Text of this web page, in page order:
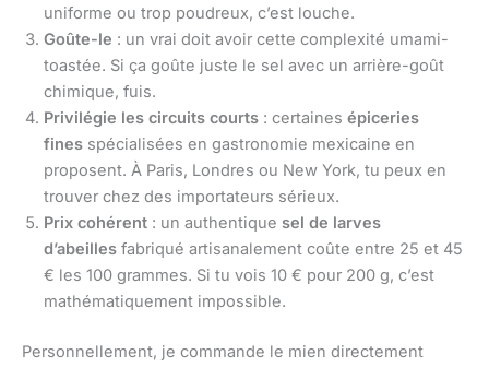
uniforme ou trop poudreux, c’est louche.
Goûte-le : un vrai doit avoir cette complexité umami-
toastée. Si ça goûte juste le sel avec un arrière-goût
chimique, fuis.
Privilégie les circuits courts : certaines épiceries
fines spécialisées en gastronomie mexicaine en
proposent. À Paris, Londres ou New York, tu peux en
trouver chez des importateurs sérieux.
Prix cohérent : un authentique sel de larves
d’abeilles fabriqué artisanalement coûte entre 25 et 45
€ les 100 grammes. Si tu vois 10 € pour 200 g, c’est
mathématiquement impossible.
Personnellement, je commande le mien directement